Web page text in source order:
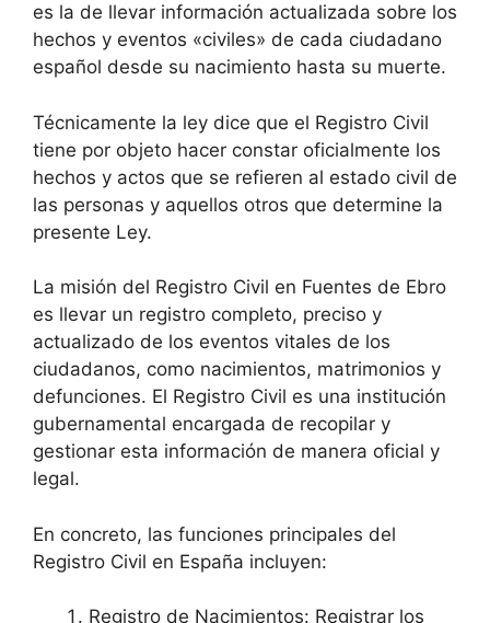
es la de llevar información actualizada sobre los
hechos y eventos «civiles» de cada ciudadano
español desde su nacimiento hasta su muerte.
Técnicamente la ley dice que el Registro Civil
tiene por objeto hacer constar oficialmente los
hechos y actos que se refieren al estado civil de
las personas y aquellos otros que determine la
presente Ley.
La misión del Registro Civil en Fuentes de Ebro
es llevar un registro completo, preciso y
actualizado de los eventos vitales de los
ciudadanos, como nacimientos, matrimonios y
defunciones. El Registro Civil es una institución
gubernamental encargada de recopilar y
gestionar esta información de manera oficial y
legal.
En concreto, las funciones principales del
Registro Civil en España incluyen:
Registro de Nacimientos: Registrar los